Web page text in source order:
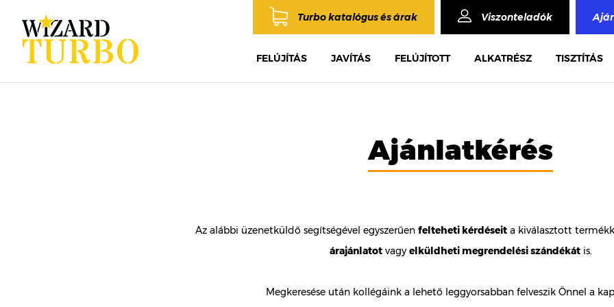
Turbo katalógus és árak Viszonteladók
FELÚJÍTÁS JAVÍTÁS FELÚJÍTOTT ALKATRÉSZ TISZTÍTÁS
Ajánlatkérés
Az alábbi üzenetküldő segítségével egyszerűen felteheti kérdéseit a kiválasztott
árajánlatotvagy elküldheti megrendelési szándékátis.
Megkeresése után kollégáink a lehető leggyorsabban felveszik Önnel a